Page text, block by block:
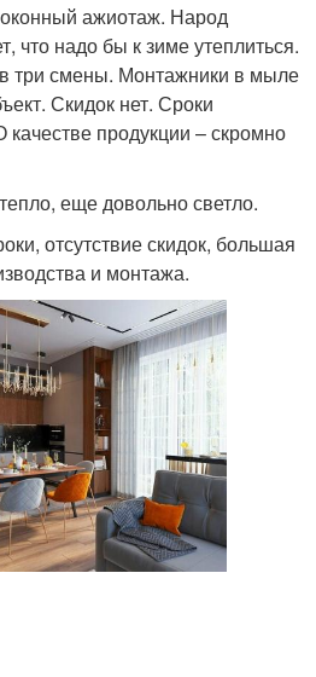
ажиотаж. Народ
что надо бы к зиме утеплиться.
три смены. Монтажники в мыле
Скидок нет. Сроки
продукции – скромно
еще довольно светло.
отсутствие скидок, большая
и монтажа.